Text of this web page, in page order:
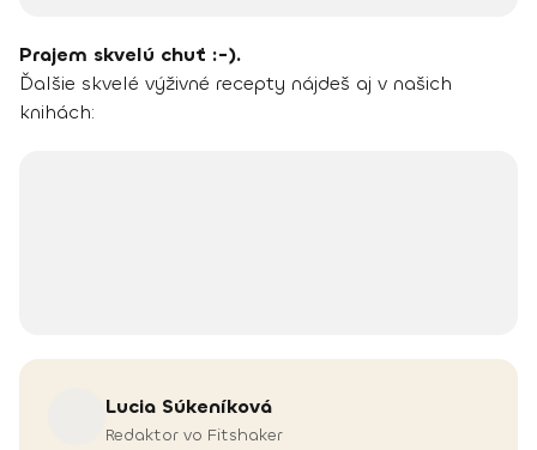
Prajem skvelú chuť :-).
Ďalšie skvelé výživné recepty nájdeš aj v našich
knihách:
Lucia Súkeníková
Redaktor vo Fitshaker